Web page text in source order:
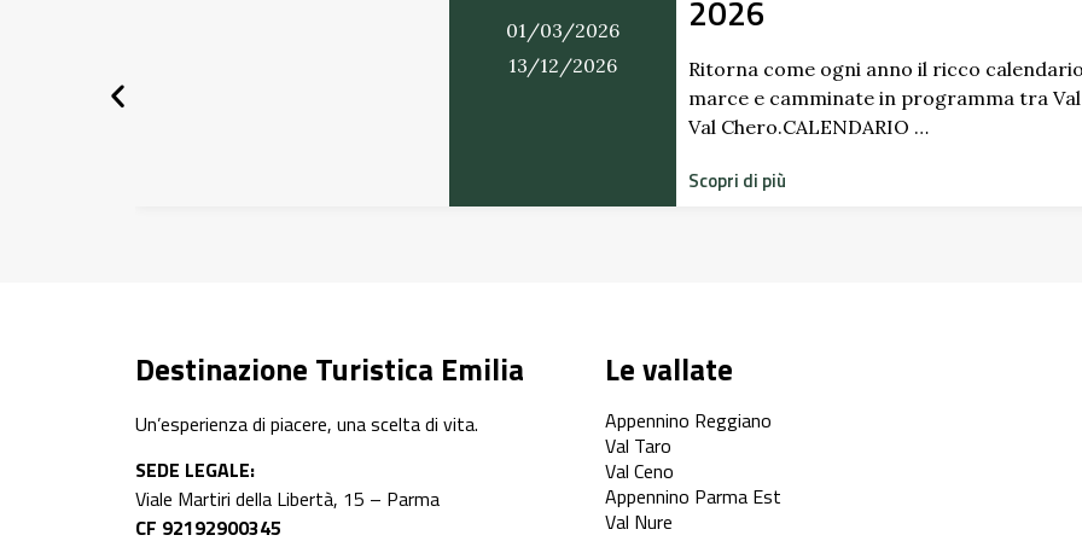
01/03/2026
13/12/2026
2026
Ritorna come ogni anno il ricco
marce e camminate in programma tra
Val Chero.CALENDARIO …
Scopri di più
Destinazione Turistica Emilia
Un’esperienza di piacere, una scelta di vita.
SEDE LEGALE:
Viale Martiri della Libertà, 15 – Parma
CF 92192900345
Le vallate
Appennino Reggiano
Val Taro
Val Ceno
Appennino Parma Est
Val Nure